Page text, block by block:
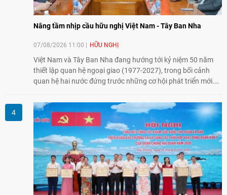
Nâng tầm nhịp cầu hữu nghị Việt Nam - Tây Ban Nha
07/08/2026 11:00 HỮU NGHỊ
Việt Nam và Tây Ban Nha đang hướng tới kỷ niệm 50 năm
thiết lập quan hệ ngoại giao (1977-2027), trong bối cảnh
quan hệ hai nước đứng trước những cơ hội phát triển mới.
nhân dân có vai trò quan trọng trong việc củng cố nền tảng
xã hội, tăng cường hiểu biết, tin cậy và gắn bó giữa nhân
dân hai nước.